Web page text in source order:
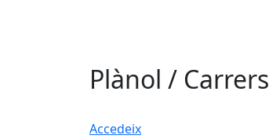
Plànol / Carrers
Accedeix